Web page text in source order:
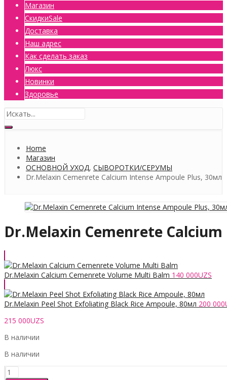
Магазин
СкидкиSale
Доставка
Наш адрес
Как сделать заказ
Люкс
Новинки
Здоровье
Home
Магазин
ОСНОВНОЙ УХОД, СЫВОРОТКИ/СЕРУМЫ
Dr.Melaxin Cemenrete Calcium Intense Ampoule Plus, 30мл
Dr.Melaxin Cemenrete
Dr.Melaxin Calcium Cemenrete Volume Multi Balm 140 000UZS
Dr.Melaxin Peel Shot Exfoliating Black Rice Ampoule, 80мл 200 000
215 000UZS
В наличии
В наличии
Количество